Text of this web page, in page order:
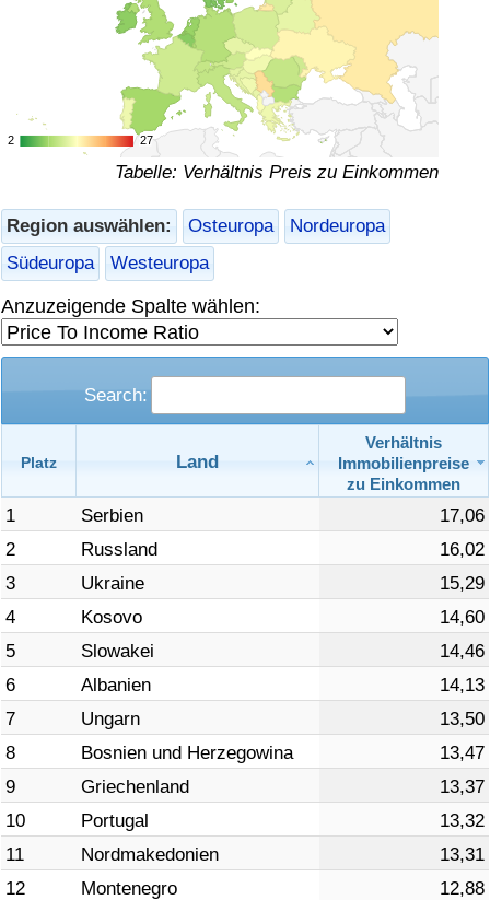
2
2 27
27
Tabelle: Verhältnis Preis zu Einkommen
Region auswählen: Osteuropa
Nordeuropa
Südeuropa
Westeuropa
Anzuzeigende Spalte wählen:
Search:
Platz Land
Verhältnis
Immobilienpreise
zu Einkommen
1 Serbien
17,06
2
Russland
16,02
3
Ukraine
15,29
4
Kosovo
14,60
5
Slowakei
14,46
6
Albanien
14,13
7
Ungarn
13,50
8
Bosnien und Herzegowina
13,47
9
Griechenland
13,37
10
Portugal
13,32
11
Nordmakedonien
13,31
12
Montenegro
12,88
Kriminalitäts-Index
Kriminalitätsindex nach Land
Gesundheitsversorgung
Gesundheitsversorgungs-Index
Gesundheitsversorgungs-Index nach Land
Umweltverschmutzung
Umweltverschmutzungs-Index (aktuell)
Verschmutzungsindex
Umweltverschmutzungs-Index nach Land
Verkehr
Verkehrs-Index
Verkehrs-Index (aktuell)
Verkehrs-Index nach Land